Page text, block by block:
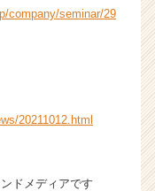
company/seminar/29
20211012.html
ドメディアです